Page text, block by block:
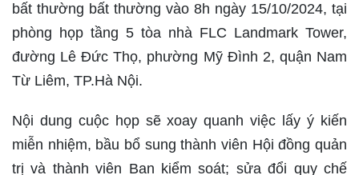
bất thường bất thường vào 8h ngày 15/10/2024, tại
phòng họp tầng 5 tòa nhà FLC Landmark Tower,
đường Lê Đức Thọ, phường Mỹ Đình 2, quận Nam
Từ Liêm, TP.Hà Nội.
Nội dung cuộc họp sẽ xoay quanh việc lấy ý kiến
miễn nhiệm, bầu bổ sung thành viên Hội đồng quản
trị và thành viên Ban kiểm soát; sửa đổi quy chế